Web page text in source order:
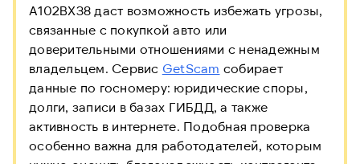
А102ВХ38 даст возможность избежать угрозы,
связанные с покупкой авто или
доверительными отношениями с ненадежным
владельцем. Сервис GetScam собирает
данные по госномеру: юридические споры,
долги, записи в базах ГИБДД, а также
активность в интернете. Подобная проверка
особенно важна для работодателей, которым